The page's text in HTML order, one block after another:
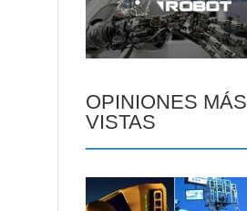
OPINIONES MÁS
VISTAS